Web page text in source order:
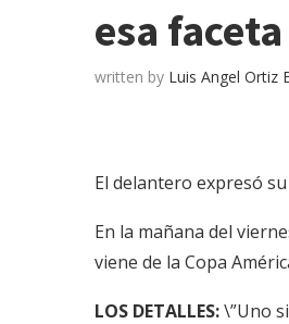
esa
written by Luis Angel Ortiz
El delantero expresó
En la mañana del
viene de la Copa
LOS DETALLES:\”Uno